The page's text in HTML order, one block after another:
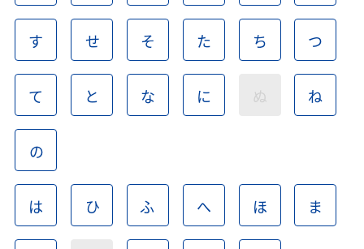
す せ そ た ち つ
て と な に ぬ ね
の
は ひ ふ へ ほ ま